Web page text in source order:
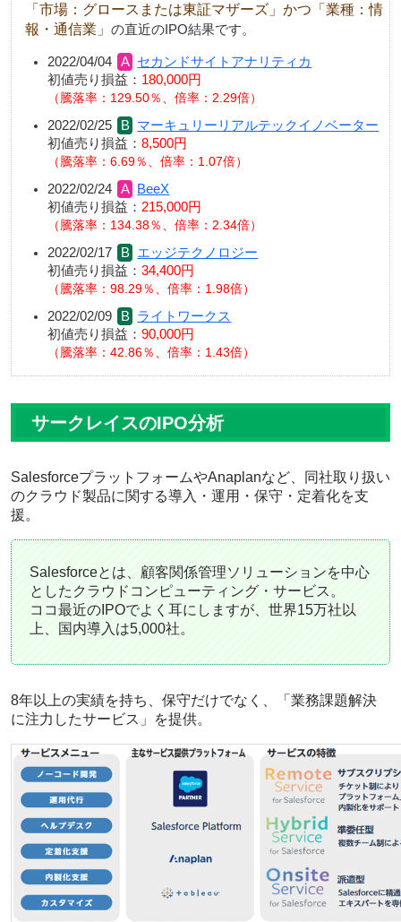
「市場：グロースまたは東証マザーズ」かつ「業種：情
報・通信業」 の直近のIPO結果です。
2022/04/04
セカンドサイトアナリティカ
初値売り損益： 180,000円
騰落率：129.50％、倍率：2.29倍
2022/02/25
マーキュリーリアルテックイノベーター
初値売り損益： 8,500円
騰落率：6.69％、倍率：1.07倍
2022/02/24
BeeX
初値売り損益： 215,000円
騰落率：134.38％、倍率：2.34倍
2022/02/17
エッジテクノロジー
初値売り損益： 34,400円
騰落率：98.29％、倍率：1.98倍
2022/02/09
ライトワークス
初値売り損益： 90,000円
騰落率：42.86％、倍率：1.43倍
サークレイスのIPO分析
SalesforceプラットフォームやAnaplanなど、同社取り扱い
のクラウド製品に関する導入・運用・保守・定着化を支
援。
Salesforceとは、顧客関係管理ソリューションを中心
としたクラウドコンピューティング・サービス。
ココ最近のIPOでよく耳にしますが、世界15万社以
上、国内導入は5,000社。
8年以上の実績を持ち、保守だけでなく、「業務課題解決
に注力したサービス」を提供。